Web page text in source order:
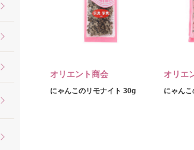
オリエント商会
にゃんこのリモナイト 30g
オリエ
にゃん